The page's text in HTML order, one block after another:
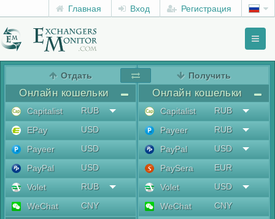
Главная Вход Регистрация
Отдать
Онлайн кошельки
Capitalist
RUB
EPay
USD
Payeer
USD
PayPal
USD
Volet
RUB
WeChat
CNY
Получить
Онлайн кошельки
Capitalist
RUB
Payeer
RUB
PayPal
USD
PaySera
EUR
Volet
USD
WeChat
CNY